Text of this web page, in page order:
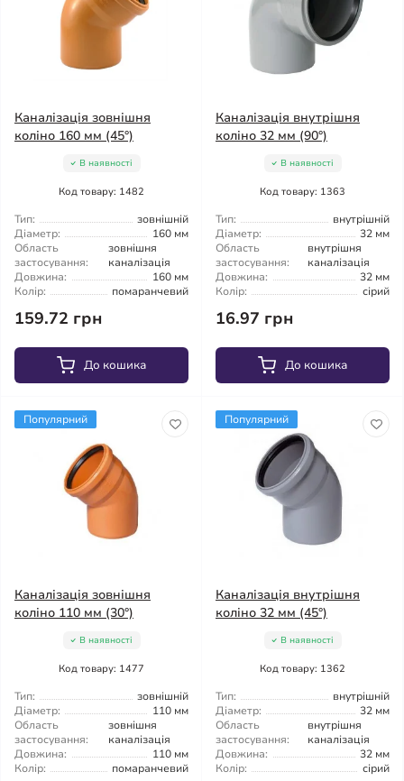
Каналізація зовнішня
коліно 160 мм (45°)
В наявності
Код товару: 1482
Тип:
зовнішній
Діаметр:
160 мм
Область
застосування:
зовнішня
каналізація
Довжина:
160 мм
Колір:
помаранчевий
159.72 грн
До кошика
Каналізація внутрішня
коліно 32 мм (90°)
В наявності
Код товару: 1363
Тип:
внутрішній
Діаметр:
32 мм
Область
застосування:
внутрішня
каналізація
Довжина:
32 мм
Колір:
сірий
16.97 грн
До кошика
Популярний
Каналізація зовнішня
коліно 110 мм (30°)
В наявності
Код товару: 1477
Тип:
зовнішній
Діаметр:
110 мм
Область
застосування:
зовнішня
каналізація
Довжина:
110 мм
Колір:
помаранчевий
Популярний
Каналізація внутрішня
коліно 32 мм (45°)
В наявності
Код товару: 1362
Тип:
внутрішній
Діаметр:
32 мм
Область
застосування:
внутрішня
каналізація
Довжина:
32 мм
Колір:
сірий